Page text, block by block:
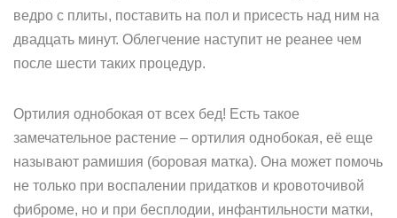
ведро с плиты, поставить на пол и присесть над ним на
двадцать минут. Облегчение наступит не реанее чем
после шести таких процедур.
Ортилия однобокая от всех бед! Есть такое
замечательное растение – ортилия однобокая, её еще
называют рамишия (боровая матка). Она может помочь
не только при воспалении придатков и кровоточивой
фиброме, но и при бесплодии, инфантильности матки,